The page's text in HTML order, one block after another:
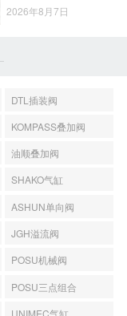
2026年8月7日
DTL插装阀
KOMPASS叠加阀
油顺叠加阀
SHAKO气缸
ASHUN单向阀
JGH溢流阀
POSU机械阀
POSU三点组合